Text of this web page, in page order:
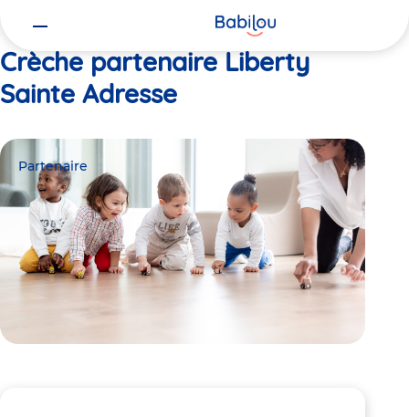
Crèche partenaire Liberty
Sainte Adresse
Partenaire